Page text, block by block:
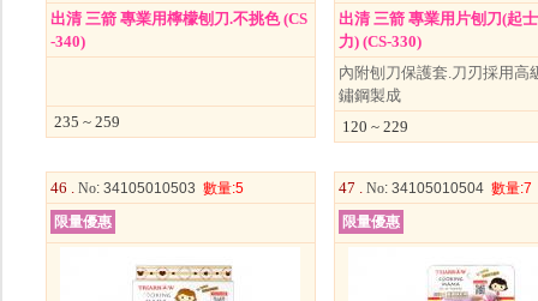
出清 三箭 專業用檸檬刨刀.不挑色 (CS
-340)
235 ~ 259
出清 三箭 專業用片刨刀(起
力) (CS-330)
內附刨刀保護套.刀刃採用高
鏽鋼製成
120 ~ 229
46 . No: 34105010503 數量:5
限量優惠
47 . No: 34105010504 數量:7
限量優惠